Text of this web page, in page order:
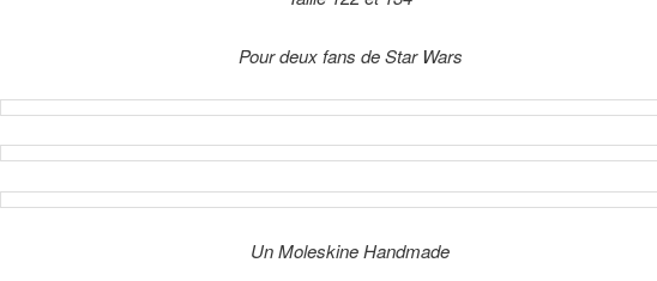
Pour deux fans de Star Wars
Un Moleskine Handmade